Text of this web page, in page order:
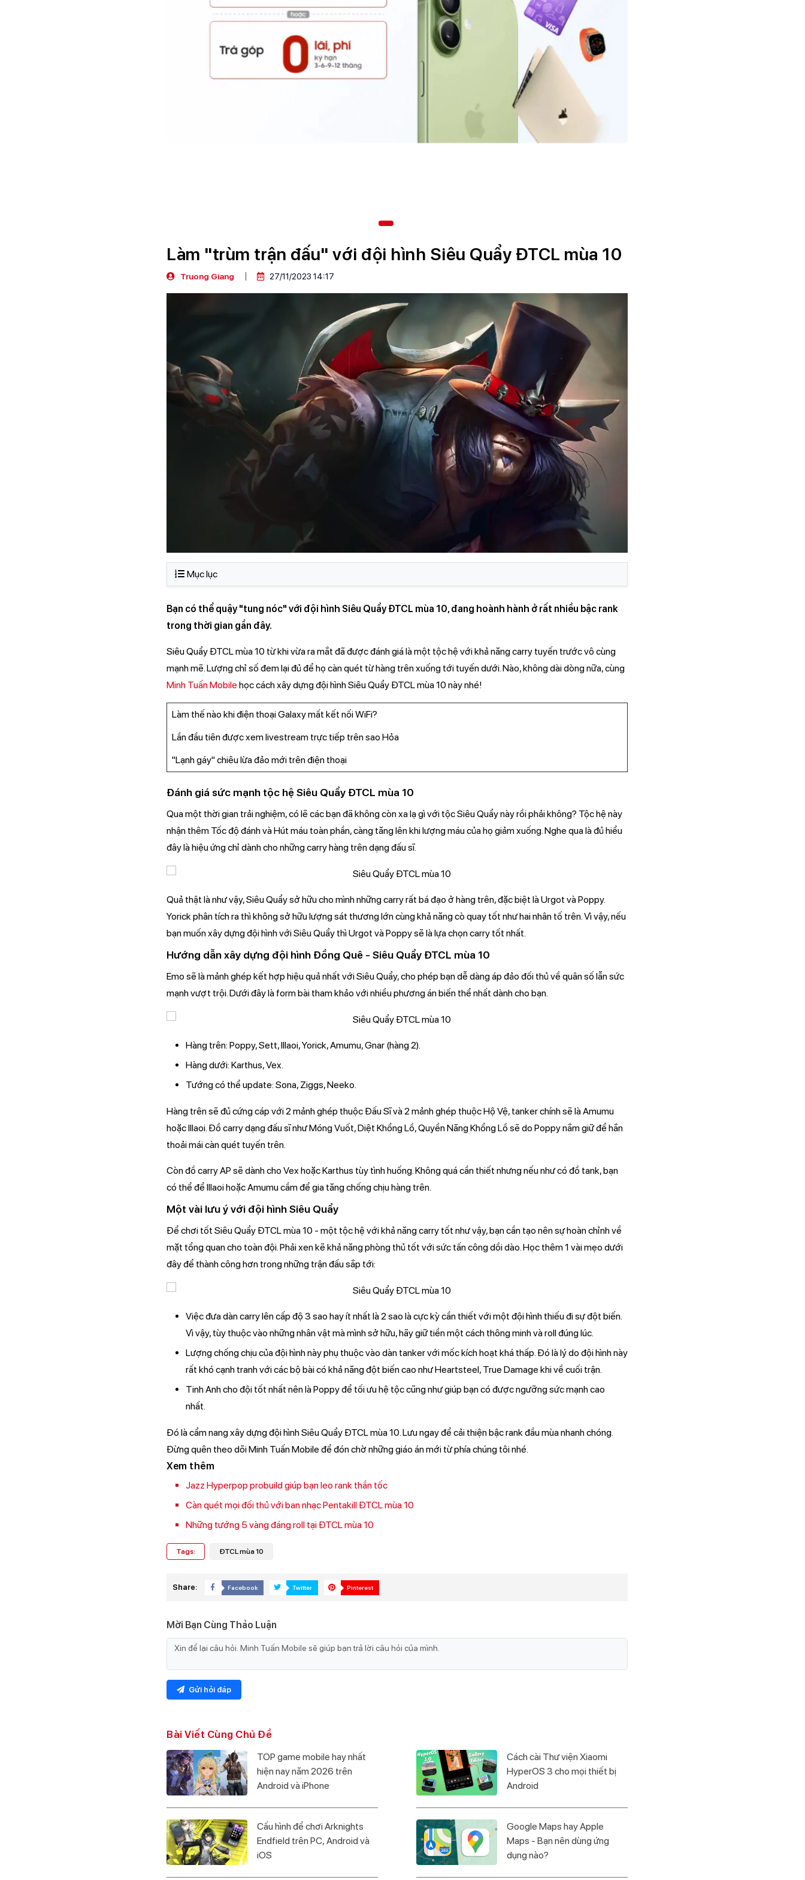
Làm "trùm trận đấu" với đội hình Siêu Quẩy ĐTCL mùa 10
Truong Giang 27/11/2023 14:17
Mục lục
Bạn có thể quậy "tung nóc" với đội hình Siêu Quẩy ĐTCL mùa 10, đang hoành hành ở rất nhiều bậc rank
trong thời gian gần đây.
Siêu Quẩy ĐTCL mùa 10 từ khi vừa ra mắt đã được đánh giá là một tộc hệ với khả năng carry tuyến trước vô cùng
mạnh mẽ. Lượng chỉ số đem lại đủ để họ càn quét từ hàng trên xuống tới tuyến dưới. Nào, không dài dòng nữa, cùng
Minh Tuấn Mobile học cách xây dựng đội hình Siêu Quẩy ĐTCL mùa 10 này nhé!
Làm thế nào khi điện thoại Galaxy mất kết nối WiFi?
Lần đầu tiên được xem livestream trực tiếp trên sao Hỏa
"Lạnh gáy" chiêu lừa đảo mới trên điện thoại
Đánh giá sức mạnh tộc hệ Siêu Quẩy ĐTCL mùa 10
Qua một thời gian trải nghiệm, có lẽ các bạn đã không còn xa lạ gì với tộc Siêu Quẩy này rồi phải không? Tộc hệ này
nhận thêm Tốc độ đánh và Hút máu toàn phần, càng tăng lên khi lượng máu của họ giảm xuống. Nghe qua là đủ hiểu
đây là hiệu ứng chỉ dành cho những carry hàng trên dạng đấu sĩ.
Quả thật là như vậy, Siêu Quẩy sở hữu cho mình những carry rất bá đạo ở hàng trên, đặc biệt là Urgot và Poppy.
Yorick phân tích ra thì không sở hữu lượng sát thương lớn cùng khả năng cò quay tốt như hai nhân tố trên. Vì vậy, nếu
bạn muốn xây dựng đội hình với Siêu Quẩy thì Urgot và Poppy sẽ là lựa chọn carry tốt nhất.
Hướng dẫn xây dựng đội hình Đồng Quê - Siêu Quẩy ĐTCL mùa 10
Emo sẽ là mảnh ghép kết hợp hiệu quả nhất với Siêu Quẩy, cho phép bạn dễ dàng áp đảo đối thủ về quân số lẫn sức
mạnh vượt trội. Dưới đây là form bài tham khảo với nhiều phương án biến thể nhất dành cho bạn.
Hàng trên: Poppy, Sett, Illaoi, Yorick, Amumu, Gnar (hàng 2).
Hàng dưới: Karthus, Vex.
Tướng có thể update: Sona, Ziggs, Neeko.
Hàng trên sẽ đủ cứng cáp với 2 mảnh ghép thuộc Đấu Sĩ và 2 mảnh ghép thuộc Hộ Vệ, tanker chính sẽ là Amumu
hoặc Illaoi. Đồ carry dạng đấu sĩ như Móng Vuốt, Diệt Khổng Lồ, Quyền Năng Khổng Lồ sẽ do Poppy nắm giữ để hắn
thoải mái càn quét tuyến trên.
Còn đồ carry AP sẽ dành cho Vex hoặc Karthus tùy tình huống. Không quá cần thiết nhưng nếu như có đồ tank, bạn
có thể để Illaoi hoặc Amumu cầm để gia tăng chống chịu hàng trên.
Một vài lưu ý với đội hình Siêu Quẩy
Để chơi tốt Siêu Quẩy ĐTCL mùa 10 - một tộc hệ với khả năng carry tốt như vậy, bạn cần tạo nên sự hoàn chỉnh về
mặt tổng quan cho toàn đội. Phải xen kẽ khả năng phòng thủ tốt với sức tấn công dồi dào. Học thêm 1 vài mẹo dưới
đây để thành công hơn trong những trận đấu sắp tới:
Việc đưa dàn carry lên cấp độ 3 sao hay ít nhất là 2 sao là cực kỳ cần thiết với một đội hình thiếu đi sự đột biến.
Vì vậy, tùy thuộc vào những nhân vật mà mình sở hữu, hãy giữ tiền một cách thông minh và roll đúng lúc.
Lượng chống chịu của đội hình này phụ thuộc vào dàn tanker với mốc kích hoạt khá thấp. Đó là lý do đội hình này
rất khó cạnh tranh với các bộ bài có khả năng đột biến cao như Heartsteel, True Damage khi về cuối trận.
Tinh Anh cho đội tốt nhất nên là Poppy để tối ưu hệ tộc cũng như giúp bạn có được ngưỡng sức mạnh cao
nhất.
Đó là cẩm nang xây dựng đội hình Siêu Quẩy ĐTCL mùa 10. Lưu ngay để cải thiện bậc rank đầu mùa nhanh chóng.
Đừng quên theo dõi Minh Tuấn Mobile để đón chờ những giáo án mới từ phía chúng tôi nhé.
Xem thêm
Jazz Hyperpop probuild giúp bạn leo rank thần tốc
Càn quét mọi đối thủ với ban nhạc Pentakill ĐTCL mùa 10
Những tướng 5 vàng đáng roll tại ĐTCL mùa 10
Tags: ĐTCL mùa 10
Share: Facebook Twitter Pinterest
Mời Bạn Cùng Thảo Luận
Gửi hỏi đáp
Bài Viết Cùng Chủ Đề
TOP game mobile hay nhất
hiện nay năm 2026 trên
Android và iPhone
Cách cài Thư viện Xiaomi
HyperOS 3 cho mọi thiết bị
Android
Cấu hình để chơi Arknights
Endfield trên PC, Android và
iOS
Google Maps hay Apple
Maps - Bạn nên dùng ứng
dụng nào?